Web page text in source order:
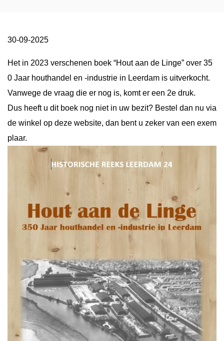
30-09-2025
Het in 2023 verschenen boek “Hout aan de Linge” over 35
0 Jaar houthandel en -industrie in Leerdam is uitverkocht.
Vanwege de vraag die er nog is, komt er een 2e druk.
Dus heeft u dit boek nog niet in uw bezit? Bestel dan nu via
de winkel op deze website, dan bent u zeker van een exem
plaar.